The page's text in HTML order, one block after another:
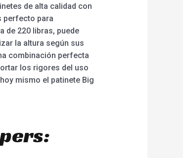
de alta calidad con
perfecto para
de 220 libras, puede
la altura según sus
combinación perfecta
los rigores del uso
mismo el patinete Big